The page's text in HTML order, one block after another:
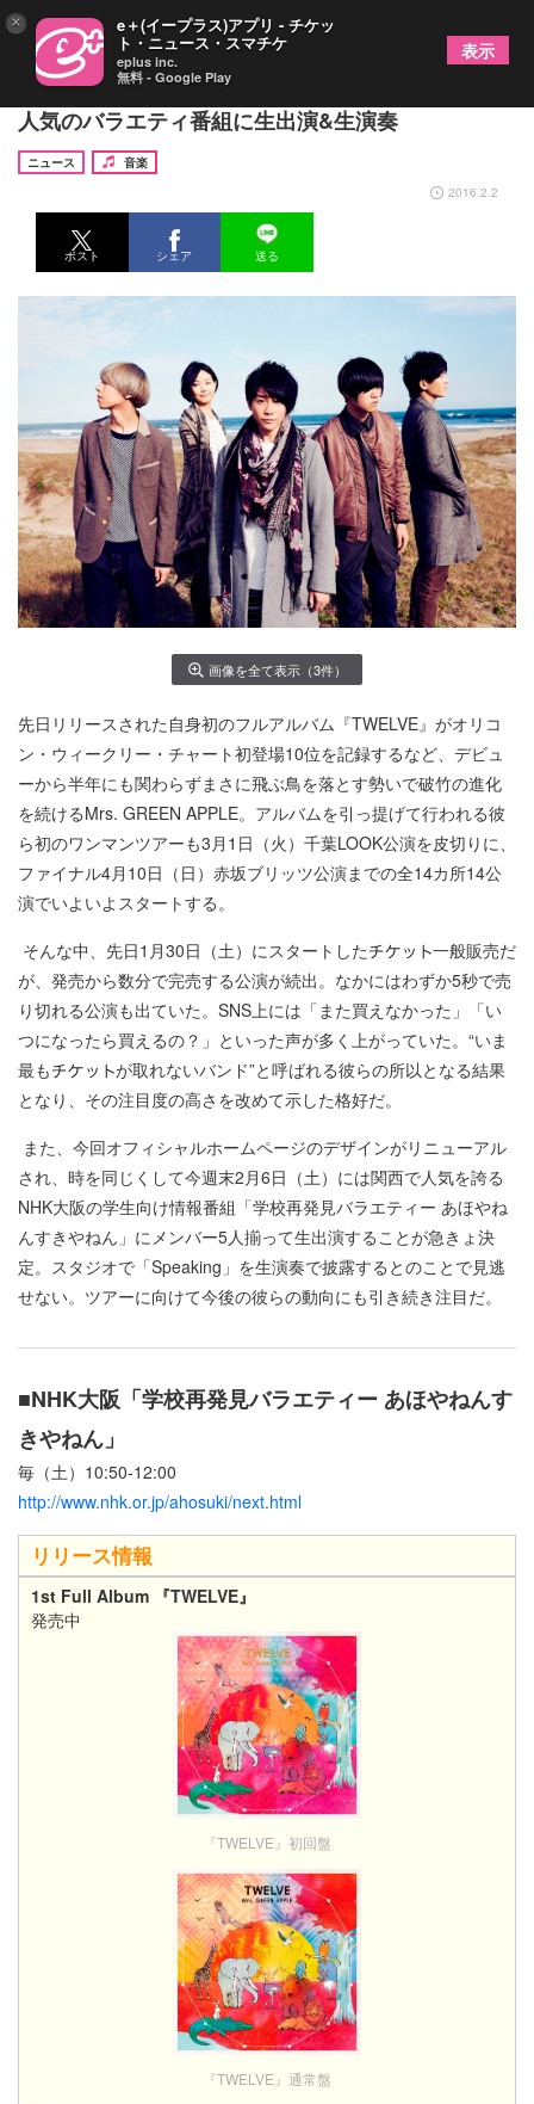
チケット即完続出のMrs. GREEN APPLE、関西で
人気のバラエティ番組に生出演&生演奏
ニュース
音楽
2016.2.2
ポスト シェア 送る
画像を全て表示（3件）
先日リリースされた自身初のフルアルバム『TWELVE』がオリコ
ン・ウィークリー・チャート初登場10位を記録するなど、デビュ
ーから半年にも関わらずまさに飛ぶ鳥を落とす勢いで破竹の進化
を続けるMrs. GREEN APPLE。アルバムを引っ提げて行われる彼
ら初のワンマンツアーも3月1日（火）千葉LOOK公演を皮切りに、
ファイナル4月10日（日）赤坂ブリッツ公演までの全14カ所14公
演でいよいよスタートする。
そんな中、先日1月30日（土）にスタートした
一般販売だ
が、発売から数分で完売する公演が続出。なかにはわずか5秒で売
り切れる公演も出ていた。SNS上には「また買えなかった」「い
つになったら買えるの？」といった声が多く上がっていた。“いま
最も
が取れないバンド”と呼ばれる彼らの所以となる結果
となり、その注目度の高さを改めて示した格好だ。
また、今回オフィシャルホームページのデザインがリニューアル
され、時を同じくして今週末2月6日（土）には関西で人気を誇る
NHK大阪の学生向け情報番組「学校再発見バラエティー あほやね
んすきやねん」にメンバー5人揃って生出演することが急きょ決
定。スタジオで「Speaking」を生演奏で披露するとのことで見逃
せない。ツアーに向けて今後の彼らの動向にも引き続き注目だ。
■NHK大阪「学校再発見バラエティー あほやねんす
きやねん」
毎（土）10:50-12:00
http://www.nhk.or.jp/ahosuki/next.html
リリース情報
1st Full Album 『TWELVE』
発売中
『TWELVE』初回盤
『TWELVE』通常盤
× e＋(イープラス)アプリ - チケッ
ト・ニュース・スマチケ
eplus inc.
無料 - Google Play
表示